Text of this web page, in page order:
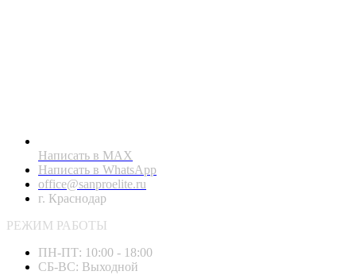
Написать в MAX
Написать в WhatsApp
office@sanproelite.ru
г. Краснодар
РЕЖИМ РАБОТЫ
ПН-ПТ: 10:00 - 18:00
СБ-ВС: Выходной